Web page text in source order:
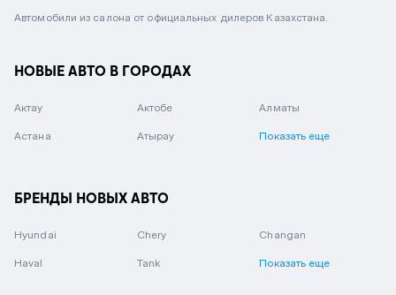
Автомобили из салона от официальных дилеров Казахстана.
НОВЫЕ АВТО В ГОРОДАХ
Актау Актобе Алматы
Астана Атырау Показать еще
БРЕНДЫ НОВЫХ АВТО
Hyundai Chery Changan
Haval Tank Показать еще